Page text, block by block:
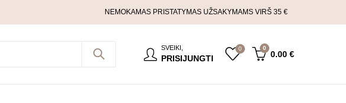
NEMOKAMAS PRISTATYMAS UŽSAKYMAMS VIRŠ 35 €
SVEIKI,
PRISIJUNGTI
0 0
0.00 €